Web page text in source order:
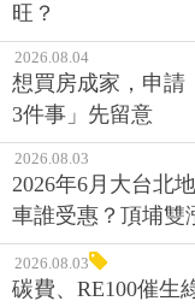
旺？
2026.08.04
想買房成家，申請
3件事」先留意
2026.08.03
2026年6月大台北
車誰受惠？頂埔雙
2026.08.03
碳費、RE100催生